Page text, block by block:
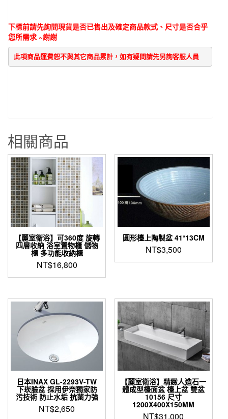
下標前請先詢問現貨是否已售出及確定商品款式、尺寸是否合乎
您所需求 ~謝謝
此項商品運費恕不與其它商品累計，如有疑問請先另詢客服人員
相關商品
【麗室衛浴】可360度 旋轉
四層收納 浴室置物櫃 儲物
櫃 多功能收納櫃
NT$16,800
圓形檯上陶製盆 41*13CM
NT$3,500
日本INAX GL-2293V-TW
下崁臉盆 採用伊奈獨家防
污技術 防止水垢 抗菌力強
NT$2,650
【麗室衛浴】精緻人造石一
體成型檯面盆 檯上盆 雙盆
10156 尺寸
1200X400X150MM
NT$31,000